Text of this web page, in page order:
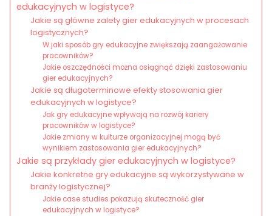
edukacyjnych w logistyce?
Jakie są główne zalety gier edukacyjnych w procesach
logistycznych?
W jaki sposób gry edukacyjne zwiększają zaangażowanie
pracowników?
Jakie oszczędności można osiągnąć dzięki zastosowaniu
gier edukacyjnych?
Jakie są długoterminowe efekty stosowania gier
edukacyjnych w logistyce?
Jak gry edukacyjne wpływają na rozwój kariery
pracowników w logistyce?
Jakie zmiany w kulturze organizacyjnej mogą być
wynikiem zastosowania gier edukacyjnych?
Jakie są przykłady gier edukacyjnych w logistyce?
Jakie konkretne gry edukacyjne są wykorzystywane w
branży logistycznej?
Jakie case studies pokazują skuteczność gier
edukacyjnych w logistyce?